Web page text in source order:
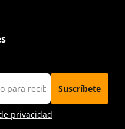
privacidad